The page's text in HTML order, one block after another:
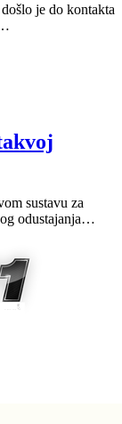
je do kontakta
sustavu za
odustajanja…